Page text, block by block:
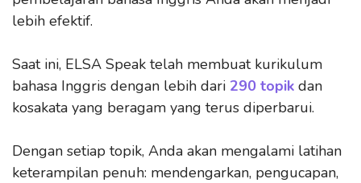
lebih efektif.
Saat ini, ELSA Speak telah membuat kurikulum
bahasa Inggris dengan lebih dari 290 topik dan
kosakata yang beragam yang terus diperbarui.
Dengan setiap topik, Anda akan mengalami latihan
keterampilan penuh: mendengarkan, pengucapan,